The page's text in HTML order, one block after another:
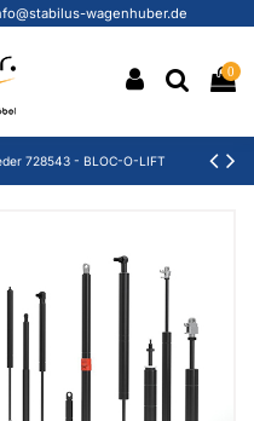
wagenhuber.de
0
728543 - BLOC-O-LIFT